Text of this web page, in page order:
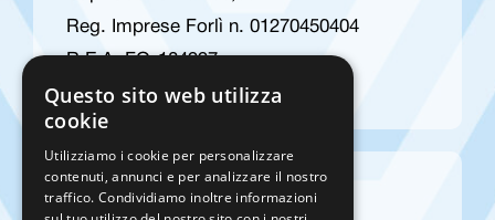
Reg. Imprese Forlì n. 01270450404
R.E.A. FO-184997
Questo sito web utilizza
cookie
Utilizziamo i cookie per personalizzare
contenuti, annunci e per analizzare il nostro
traffico. Condividiamo inoltre informazioni